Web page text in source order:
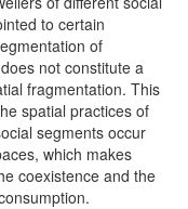
to certain
of
not constitute a
fragmentation. This
spatial practices of
segments occur
which makes
coexistence and the